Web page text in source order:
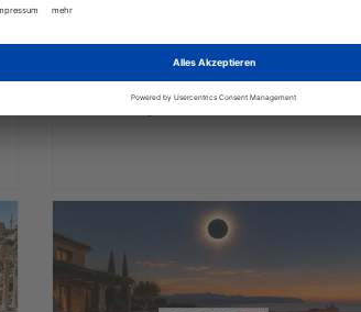
Lesen
diePosition bei Eurowings
Bisheriger Geschäftsführer der Lufthansa Aviation Training
wechselt zum 1. Oktober in die Eurowings-